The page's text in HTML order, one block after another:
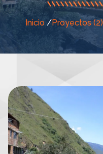
Inicio /Proyectos (2)